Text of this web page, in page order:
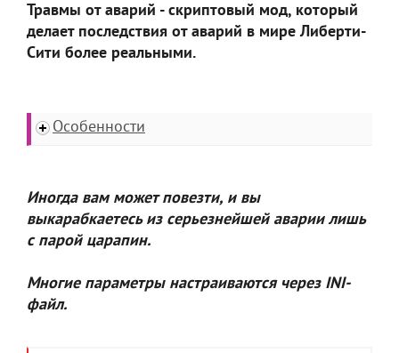
Травмы от аварий - скриптовый мод, который
делает последствия от аварий в мире Либерти-
Сити более реальными.
Особенности
Иногда вам может повезти, и вы
выкарабкаетесь из серьезнейшей аварии лишь
с парой царапин.
Многие параметры настраиваются через INI-
файл.